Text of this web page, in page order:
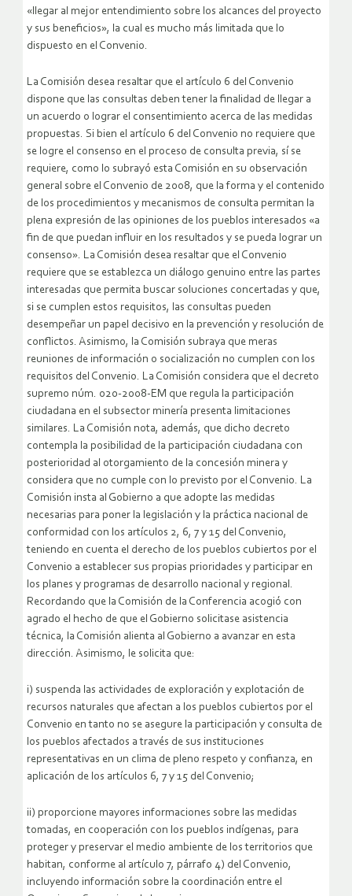
«llegar al mejor entendimiento sobre los alcances del proyecto
y sus beneficios», la cual es mucho más limitada que lo
dispuesto en el Convenio.
La Comisión desea resaltar que el artículo 6 del Convenio
dispone que las consultas deben tener la finalidad de llegar a
un acuerdo o lograr el consentimiento acerca de las medidas
propuestas. Si bien el artículo 6 del Convenio no requiere que
se logre el consenso en el proceso de consulta previa, sí se
requiere, como lo subrayó esta Comisión en su observación
general sobre el Convenio de 2008, que la forma y el contenido
de los procedimientos y mecanismos de consulta permitan la
plena expresión de las opiniones de los pueblos interesados «a
fin de que puedan influir en los resultados y se pueda lograr un
consenso». La Comisión desea resaltar que el Convenio
requiere que se establezca un diálogo genuino entre las partes
interesadas que permita buscar soluciones concertadas y que,
si se cumplen estos requisitos, las consultas pueden
desempeñar un papel decisivo en la prevención y resolución de
conflictos. Asimismo, la Comisión subraya que meras
reuniones de información o socialización no cumplen con los
requisitos del Convenio. La Comisión considera que el decreto
supremo núm. 020-2008-EM que regula la participación
ciudadana en el subsector minería presenta limitaciones
similares. La Comisión nota, además, que dicho decreto
contempla la posibilidad de la participación ciudadana con
posterioridad al otorgamiento de la concesión minera y
considera que no cumple con lo previsto por el Convenio. La
Comisión insta al Gobierno a que adopte las medidas
necesarias para poner la legislación y la práctica nacional de
conformidad con los artículos 2, 6, 7 y 15 del Convenio,
teniendo en cuenta el derecho de los pueblos cubiertos por el
Convenio a establecer sus propias prioridades y participar en
los planes y programas de desarrollo nacional y regional.
Recordando que la Comisión de la Conferencia acogió con
agrado el hecho de que el Gobierno solicitase asistencia
técnica, la Comisión alienta al Gobierno a avanzar en esta
dirección. Asimismo, le solicita que:
i) suspenda las actividades de exploración y explotación de
recursos naturales que afectan a los pueblos cubiertos por el
Convenio en tanto no se asegure la participación y consulta de
los pueblos afectados a través de sus instituciones
representativas en un clima de pleno respeto y confianza, en
aplicación de los artículos 6, 7 y 15 del Convenio;
ii) proporcione mayores informaciones sobre las medidas
tomadas, en cooperación con los pueblos indígenas, para
proteger y preservar el medio ambiente de los territorios que
habitan, conforme al artículo 7, párrafo 4) del Convenio,
incluyendo información sobre la coordinación entre el